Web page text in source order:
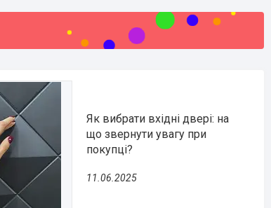
Як вибрати вхідні двері: на
що звернути увагу при
покупці?
11.06.2025